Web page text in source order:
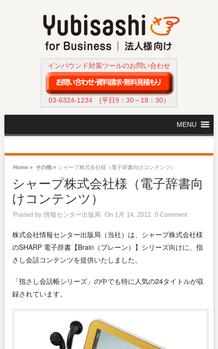
インバウンド対策ツールのお問い合わせ
03-6324-1234(平日9：30～18：30）
MENU
Home » その他 » シャープ株式会社様（電子辞書向けコンテンツ）
シャープ株式会社様（電子辞書向
けコンテンツ）
Posted by 情報センター出版局 On 1月 14, 2011 0 Comment
株式会社情報センター出版局（当社）は、シャープ株式会社様
のSHARP 電子辞書【Brain（ブレーン）】シリーズ向けに、指
さし会話コンテンツを提供いたしました。
「指さし会話帳シリーズ」の中でも特に人気の24タイトルが収
録されています。